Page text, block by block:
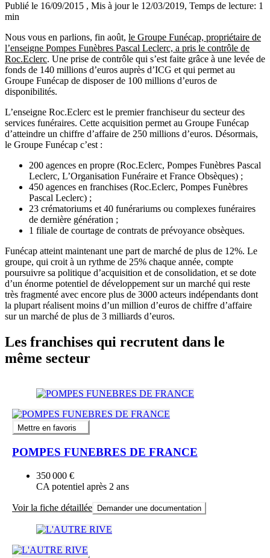
Publié le 16/09/2015 , Mis à jour le 12/03/2019, Temps de lecture: 1
min
Nous vous en parlions, fin août, le Groupe Funécap, propriétaire de
l’enseigne Pompes Funèbres Pascal Leclerc, a pris le contrôle de
Roc.Eclerc. Une prise de contrôle qui s’est faite grâce à une levée de
fonds de 140 millions d’euros auprès d’ICG et qui permet au
Groupe Funécap de disposer de 100 millions d’euros de
disponibilités.
L’enseigne Roc.Eclerc est le premier franchiseur du secteur des
services funéraires. Cette acquisition permet au Groupe Funécap
d’atteindre un chiffre d’affaire de 250 millions d’euros. Désormais,
le Groupe Funécap c’est :
200 agences en propre (Roc.Eclerc, Pompes Funèbres Pascal
Leclerc, L’Organisation Funéraire et France Obsèques) ;
450 agences en franchises (Roc.Eclerc, Pompes Funèbres
Pascal Leclerc) ;
23 crématoriums et 40 funérariums ou complexes funéraires
de dernière génération ;
1 filiale de courtage de contrats de prévoyance obsèques.
Funécap atteint maintenant une part de marché de plus de 12%. Le
groupe, qui croit à un rythme de 25% chaque année, compte
poursuivre sa politique d’acquisition et de consolidation, et se dote
d’un énorme potentiel de développement sur un marché qui reste
très fragmenté avec encore plus de 3000 acteurs indépendants dont
la plupart réalisent moins d’un million d’euros de chiffre d’affaire
sur un marché de plus de 3 milliards d’euros.
Les franchises qui recrutent dans le
même secteur
Mettre en favoris
POMPES FUNEBRES DE FRANCE
350 000 €
CA potentiel après 2 ans
Voir la fiche détaillée Demander une documentation